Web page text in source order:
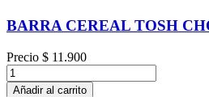
BARRA CEREAL TOSH
Precio $ 11.900
Añadir al carrito